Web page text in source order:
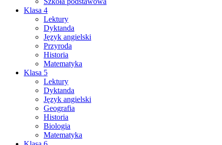
Klasa 4
Lektury
Dyktanda
Język angielski
Przyroda
Historia
Matematyka
Klasa 5
Lektury
Dyktanda
Język angielski
Geografia
Historia
Biologia
Matematyka